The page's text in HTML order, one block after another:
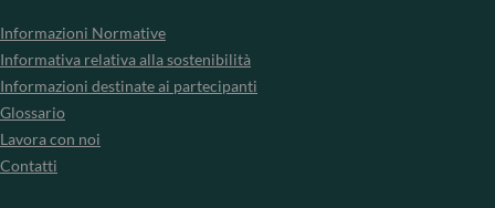
Informazioni Normative
Informativa relativa alla sostenibilità
Informazioni destinate ai partecipanti
Glossario
Lavora con noi
Contatti